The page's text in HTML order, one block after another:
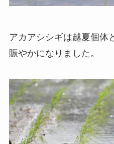
アカアシシギは越夏個体
賑やかになりました。